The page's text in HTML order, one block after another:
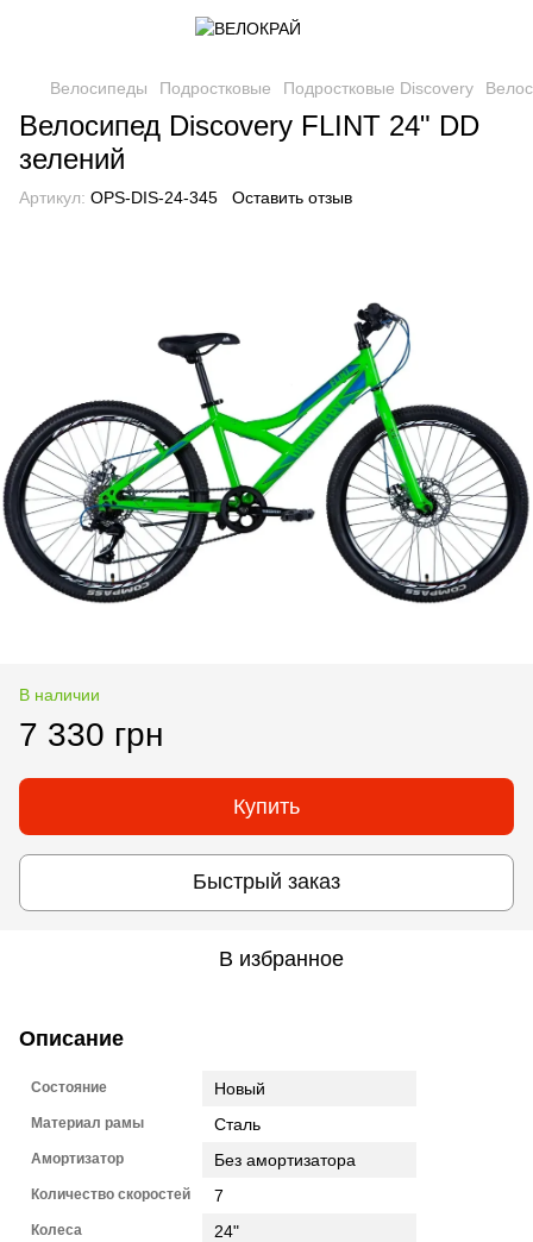
Велосипеды Подростковые Подростковые Discovery
Велосипед Discovery FLINT 24" DD
зелений
Артикул: OPS-DIS-24-345 Оставить отзыв
В наличии
7 330 грн
Купить
Быстрый заказ
В избранное
Описание
Состояние Новый
Материал рамы Сталь
Амортизатор Без амортизатора
Количество скоростей 7
Колеса 24"